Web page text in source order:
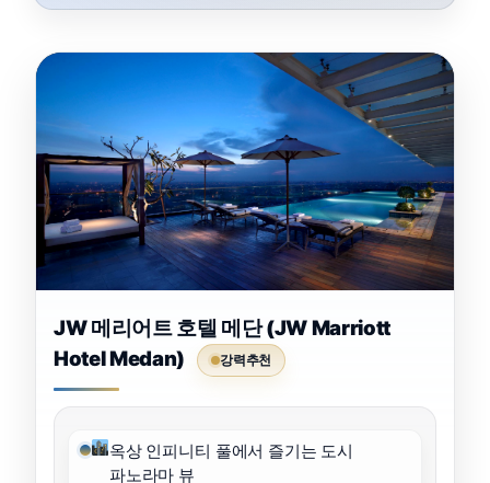
JW 메리어트 호텔 메단 (JW Marriott
Hotel Medan)
강력추천
옥상 인피니티 풀에서 즐기는 도시
파노라마 뷰